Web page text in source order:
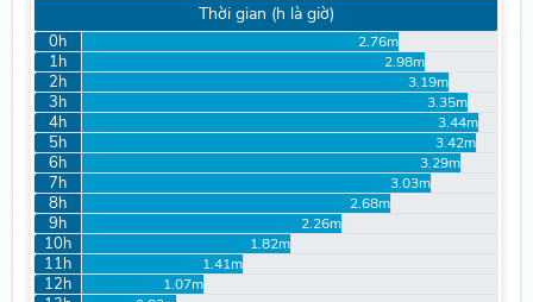
Thời gian (h là giờ)
0h 2.76m
1h 2.98m
2h 3.19m
3h 3.35m
4h 3.44m
5h 3.42m
6h 3.29m
7h 3.03m
8h 2.68m
9h 2.26m
10h 1.82m
11h 1.41m
12h 1.07m